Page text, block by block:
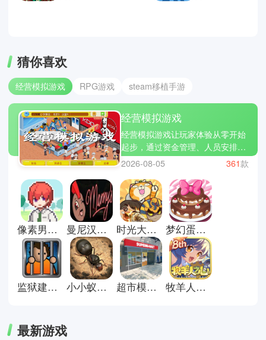
猜你喜欢
经营模拟游戏 RPG游戏 steam移植手游
经营模拟游戏
经营模拟游戏让玩家体验从零开始
起步，通过资金管理、人员安排、
生产链规划等等，逐渐走向人生巅
峰的成就。游戏普遍考验你的逻辑
与决策能力，在合适的时间就选择
出手扩张、在资金紧绷的找到新的
出路等等，让你经营的店铺、城市
或是其他走向更好的发展。星露谷
物语、心动小镇、疯狂手机大亨等
等更是经营模拟游戏中的佼佼者，
策略性与应变能力拉满，让你享受
从零到一的成长乐趣。
2026-08-05 361款
像素男友中文版 曼尼汉堡店手机版 时光大爆炸国际服 梦幻蛋糕店官方正版
监狱建筑师完整版 小小蚁国安卓版 超市模拟器正版 牧羊人之心官方正版
最新游戏